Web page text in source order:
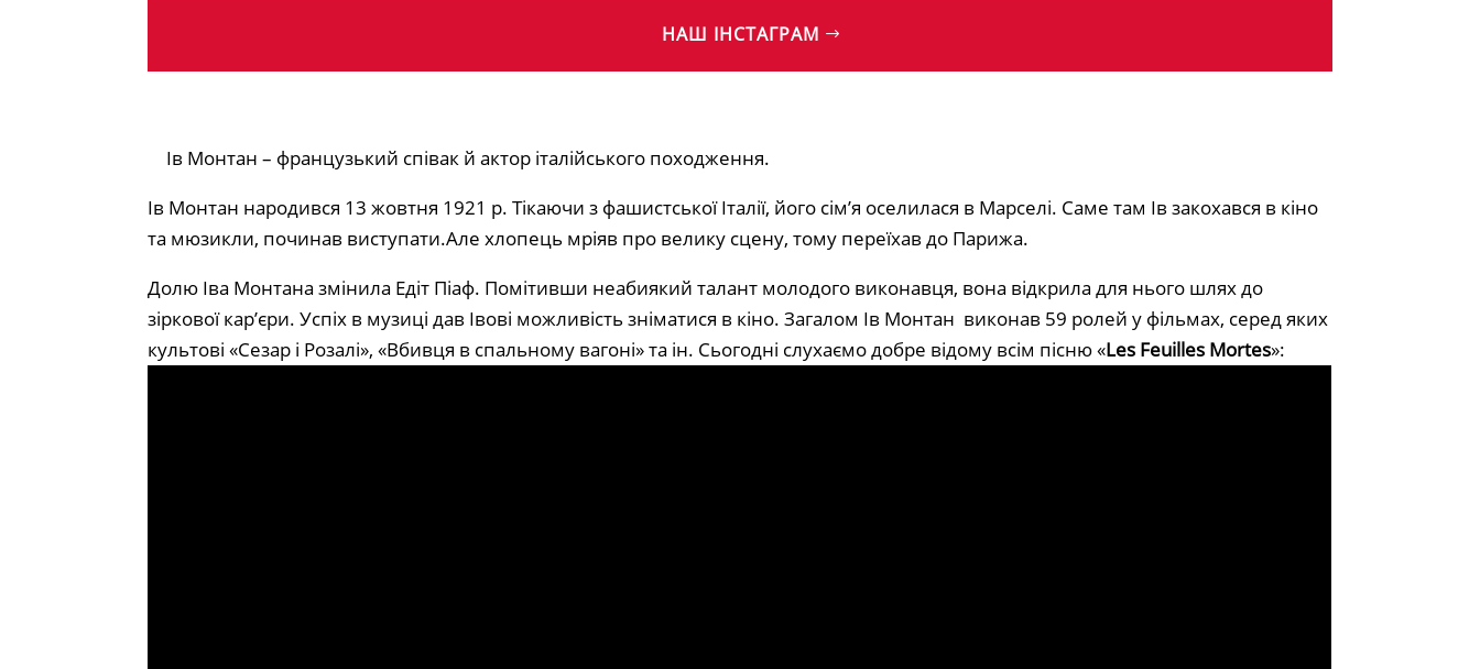
НАШ ІНСТАГРАМ
Ів Монтан – французький співак й актор італійського походження.
Ів Монтан народився 13 жовтня 1921 р. Тікаючи з фашистської Італії, його сім’я оселилася в Марселі. Саме там Ів закохався в кіно
та мюзикли, починав виступати.Але хлопець мріяв про велику сцену, тому переїхав до Парижа.
Долю Іва Монтана змінила Едіт Піаф. Помітивши неабиякий талант молодого виконавця, вона відкрила для нього шлях до
зіркової кар’єри. Успіх в музиці дав Івові можливість зніматися в кіно. Загалом Ів Монтан виконав 59 ролей у фільмах, серед яких
культові «Сезар і Розалі», «Вбивця в спальному вагоні» та ін. Сьогодні слухаємо добре відому всім пісню «Les Feuilles Mortes»: